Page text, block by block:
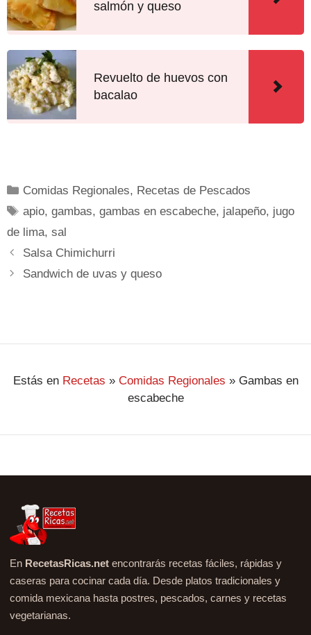
salmón y queso
Revuelto de huevos con
bacalao
Comidas Regionales, Recetas de Pescados
apio,gambas,gambas en escabeche, jalapeño, jugo
de lima, sal
Salsa Chimichurri
Sandwich de uvas y queso
Estás en Recetas » Comidas Regionales » Gambas en
escabeche
En RecetasRicas.net encontrarás recetas fáciles, rápidas y
caseras para cocinar cada día. Desde platos tradicionales y
comida mexicana hasta postres, pescados, carnes y recetas
vegetarianas.